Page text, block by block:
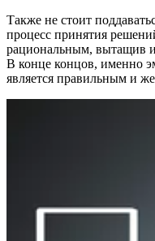
Также не стоит
процесс принятия
рациональным, вытащив
В конце концов, именно
является правильным и